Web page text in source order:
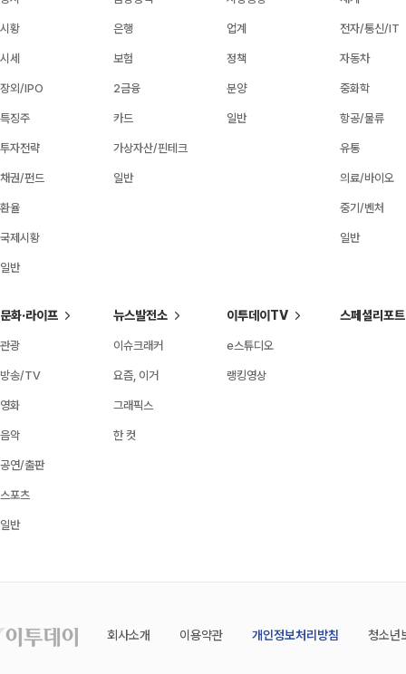
시황
시세
장외/IPO
특징주
투자전략
채권/펀드
환율
국제시황
일반
은행
보험
2금융
카드
가상자산/핀테크
일반
업계
정책
분양
일반
전자/통신/IT
자동차
중화학
항공/물류
유통
의료/바이오
중기/벤처
일반
문화·라이프
관광
방송/TV
영화
음악
공연/출판
스포츠
일반
뉴스발전소
이슈크래커
요즘, 이거
그래픽스
한 컷
이투데이TV
e스튜디오
랭킹영상
스페셜리포트
회사소개 이용약관 개인정보처리방침 청소년